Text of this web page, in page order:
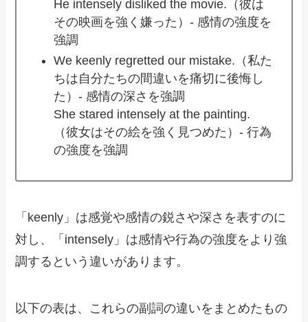
He intensely disliked the movie.（彼は
その映画を強く嫌った）- 感情の強度を
強調
We keenly regretted our mistake.（私た
ちは自分たちの間違いを痛切に後悔し
た）- 感情の深さを強調
She stared intensely at the painting.
（彼女はその絵を強く見つめた）- 行為
の強度を強調
「keenly」は感覚や感情の鋭さや深さを表すのに
対し、「intensely」は感情や行為の強度をより強
調するという違いがあります。
以下の表は、これらの副詞の違いをまとめたもの